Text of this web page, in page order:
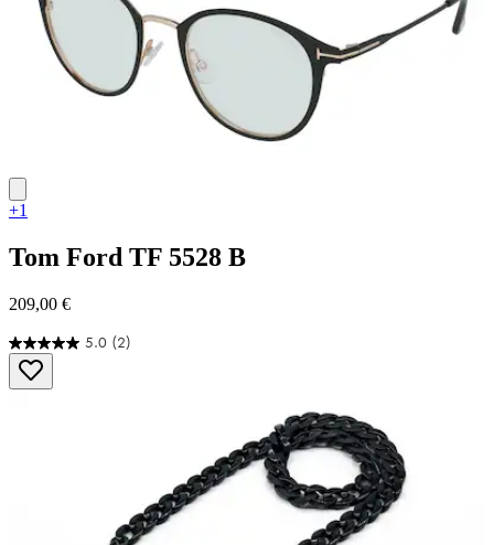
+1
Tom Ford TF 5528 B
209,00 €
5.0 (2)
5.0
von
5